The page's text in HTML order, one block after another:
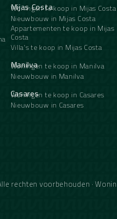
Mijas Costa
Woningen te koop in Mijas Costa
Nieuwbouw in Mijas Costa
Appartementen te koop in Mijas
Costa
Villa's te koop in Mijas Costa
Manilva
Woningen te koop in Manilva
Nieuwbouw in Manilva
Casares
Woningen te koop in Casares
Nieuwbouw in Casares
rechten voorbehouden ·